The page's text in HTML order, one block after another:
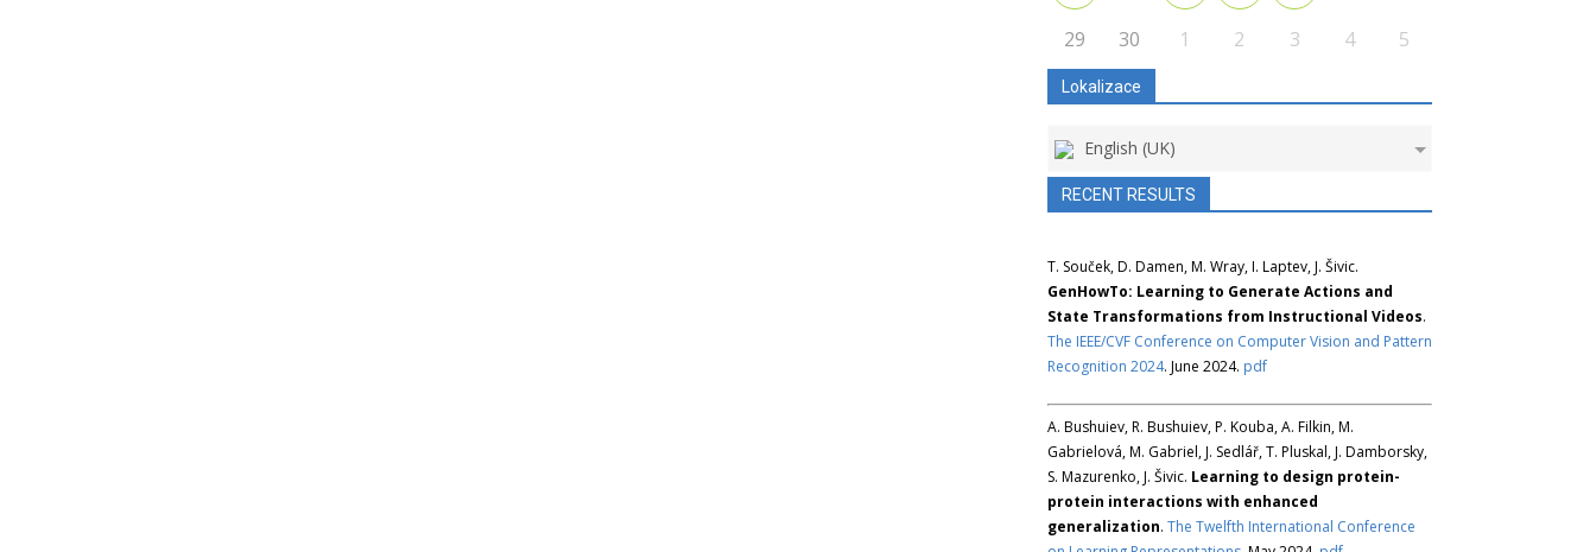
29 30 1 2 3 4 5
Lokalizace
English (UK)
RECENT RESULTS
T. Souček, D. Damen, M. Wray, I. Laptev, J. Šivic.
GenHowTo: Learning to Generate Actions and
State Transformations from Instructional Videos.
The IEEE/CVF Conference on Computer Vision and Pattern
Recognition 2024. June 2024. pdf
A. Bushuiev, R. Bushuiev, P. Kouba, A. Filkin, M.
Gabrielová, M. Gabriel, J. Sedlář, T. Pluskal, J. Damborsky,
S. Mazurenko, J. Šivic. Learning to design protein-
protein interactions with enhanced
generalization. The Twelfth International Conference